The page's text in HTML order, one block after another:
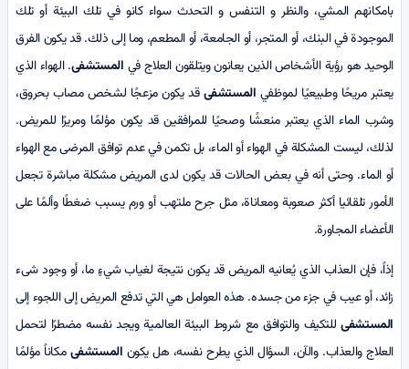
بامكانهم المشي، والنظر و التنفس و التحدث سواء كانو في تلك البيئة أو تلك
الموجودة في البنك، أو المتجر، أو الجامعة، أو المطعم، وما إلى ذلك. قد يكون الفرق
الوحيد هو رؤية الأشخاص الذين يعانون ويتلقون العلاج في المستشفى. الهواء الذي
يعتبر مريحًا وطبيعيًا لموظفي المستشفىقد يكون مزعجًا لشخص مصاب بحروق،
وشرب الماء الذي يعتبر منعشًا وصحيًا للمرافقين قد يكون مؤلمًا ومريرًا للمريض.
لذلك، ليست المشكلة في الهواء أو الماء، بل تکمن في عدم توافق المرضى مع الهواء
أو الماء. وحتى أنه في بعض الحالات قد يكون لدى المريض مشكلة مباشرة تجعل
الأمور تلقائيا أكثر صعوبة ومعاناة، مثل جرح ملتهب أو ورم يسبب ضغطًا وألمًا على
الأعضاء المجاورة.
إذاً، فإن العذاب الذي يُعانيه المريض قد يكون نتيجة لغياب شيءٍ ما، أو وجود شیء
زائد، أو عيب في جزء من جسده. هذه العوامل هي التي تدفع المريض إلى اللجوء إلى
المستشفىللتكيف والتوافق مع شروط البيئة العالمية ويجد نفسه مضطرًا لتحمل
العلاج والعذاب. والآن، السؤال الذي يطرح نفسه، هل يكون المستشفىمكاناً مؤلمًا